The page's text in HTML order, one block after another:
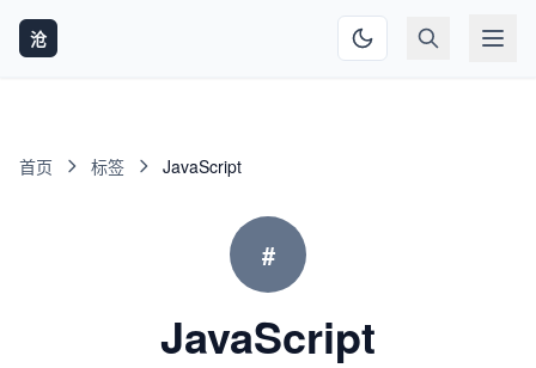
沧
首页 标签 JavaScript
#
JavaScript